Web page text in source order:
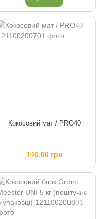
Кокосовий мат / PRO40
140.00 грн